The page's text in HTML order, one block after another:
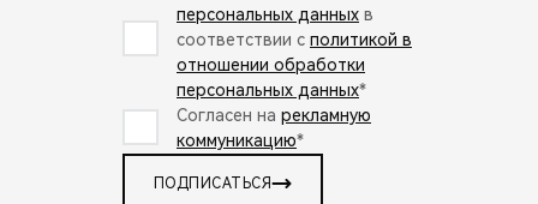
персональных данных в
соответствии с политикой в
отношении обработки
персональных данных*
Согласен на рекламную
коммуникацию*
ПОДПИСАТЬСЯ